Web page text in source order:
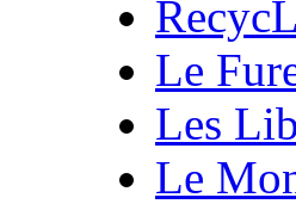
Le
Les
Le